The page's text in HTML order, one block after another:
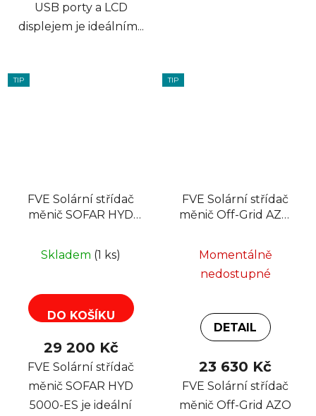
USB porty a LCD
displejem je ideálním...
TIP
FVE Solární střídač
měnič SOFAR HYD
Skladem (1 ks)
DO KOŠÍKU
29 200 Kč
FVE Solární střídač
měnič SOFAR HYD
5000-ES je ideální
TIP
FVE Solární střídač
měnič Off-Grid AZO
Momentálně
nedostupné
DETAIL
23 630 Kč
FVE Solární střídač
měnič Off-Grid AZO